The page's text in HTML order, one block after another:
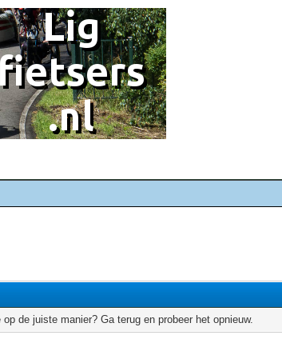
de juiste manier? Ga terug en probeer het opnieuw.